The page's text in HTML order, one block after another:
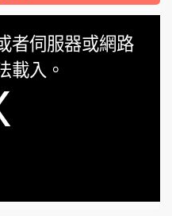
者伺服器或網路
載入。